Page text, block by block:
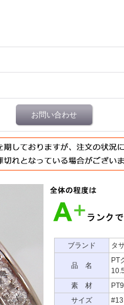
お問い合わせ
ブランド タ
品 名
PT
素 材
サイズ